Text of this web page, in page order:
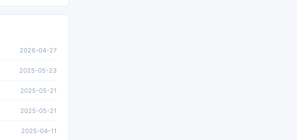
2026-04-27
2025-05-23
2025-05-21
2025-05-21
2025-04-11